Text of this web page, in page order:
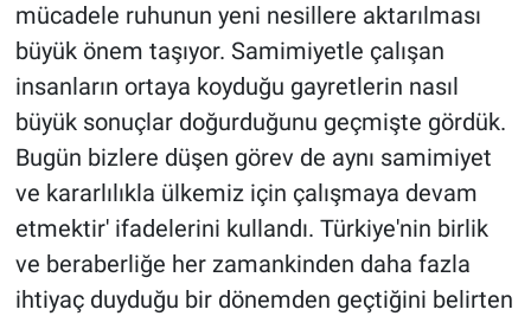
mücadele ruhunun yeni nesillere aktarılması
büyük önem taşıyor. Samimiyetle çalışan
insanların ortaya koyduğu gayretlerin nasıl
büyük sonuçlar doğurduğunu geçmişte gördük.
Bugün bizlere düşen görev de aynı samimiyet
ve kararlılıkla ülkemiz için çalışmaya devam
etmektir' ifadelerini kullandı. Türkiye'nin birlik
ve beraberliğe her zamankinden daha fazla
ihtiyaç duyduğu bir dönemden geçtiğini belirten